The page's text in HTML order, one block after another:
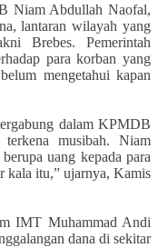
Niam Abdullah Naofal,
lantaran wilayah yang
Brebes. Pemerintah
para korban yang
mengetahui kapan
dalam KPMDB
musibah. Niam
uang kepada para
kala itu,” ujarnya, Kamis
IMT Muhammad Andi
dana di sekitar